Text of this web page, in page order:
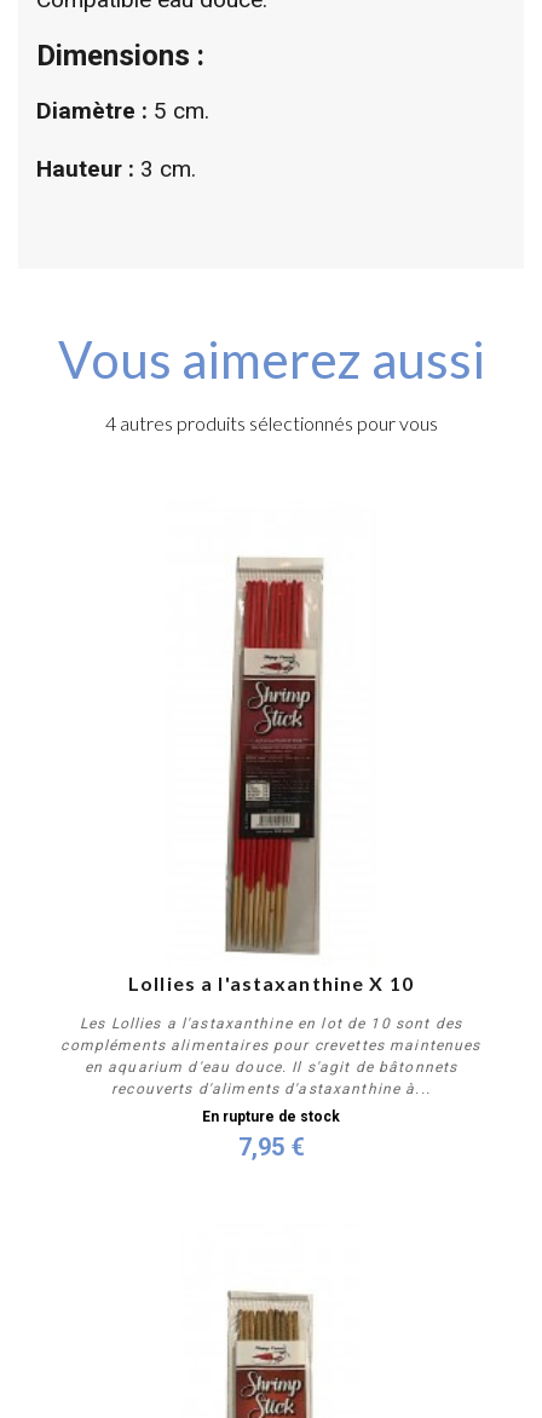
Dimensions :
Diamètre : 5 cm.
Hauteur : 3 cm.
Vous aimerez aussi
4 autres produits sélectionnés pour vous
Lollies a l'astaxanthine X 10
Les Lollies a l'astaxanthine en lot de 10 sont des
compléments alimentaires pour crevettes maintenues
en aquarium d'eau douce. Il s'agit de bâtonnets
recouverts d'aliments d'astaxanthine à...
En rupture de stock
7,95 €